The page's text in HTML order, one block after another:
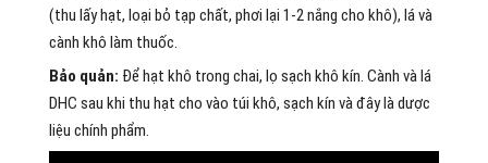
(thu lấy hạt, loại bỏ tạp chất, phơi lại 1-2 nắng cho khô), lá và
cành khô làm thuốc.
Bảo quản: Để hạt khô trong chai, lọ sạch khô kín. Cành và lá
DHC sau khi thu hạt cho vào túi khô, sạch kín và đây là dược
liệu chính phẩm.